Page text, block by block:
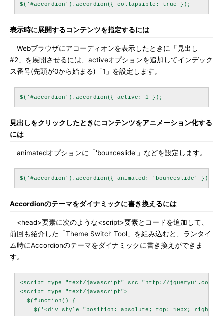
表示時に展開するコンテンツを指定するには
Webブラウザにアコーディオンを表示したときに「見出し
#2」を展開させるには、activeオプションを追加してインデック
ス番号(先頭が0から始まる)「1」を設定します。
見出しをクリックしたときにコンテンツをアニメーション化する
には
animatedオプションに「'bounceslide'」などを設定します。
Accordionのテーマをダイナミックに書き換えるには
<head>要素に次のような<script>要素とコードを追加して、
前回も紹介した「Theme Switch Tool」を組み込むと、ランタイ
ム時にAccordionのテーマをダイナミックに書き換えができま
す。
<script type="text/javascript" src="http://jqueryui.com/
<script type="text/javascript">
  $(function() {
$('<div style="position: absolute; top: 10px; right: